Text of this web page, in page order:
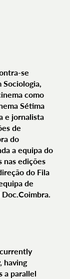
se
como
Sétima
e jornalista
de
do
a equipa do
nas edições
do Fila
de
having
a parallel